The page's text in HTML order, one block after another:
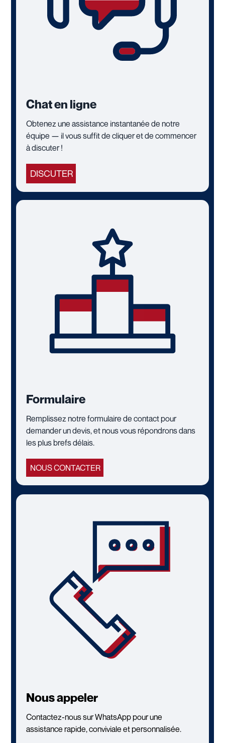
Chat en ligne
Obtenez une assistance instantanée de notre
équipe — il vous suffit de cliquer et de commencer
à discuter !
DISCUTER
Formulaire
Remplissez notre formulaire de contact pour
demander un devis, et nous vous répondrons dans
les plus brefs délais.
NOUS CONTACTER
Nous appeler
Contactez-nous sur WhatsApp pour une
assistance rapide, conviviale et personnalisée.